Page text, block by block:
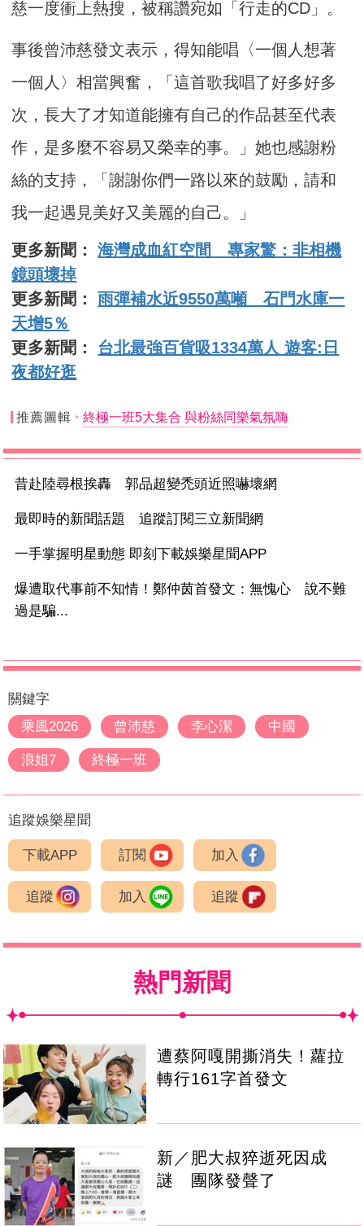
慈一度衝上熱搜，被稱讚宛如「行走的CD」。
事後曾沛慈發文表示，得知能唱〈一個人想著
一個人〉相當興奮，「這首歌我唱了好多好多
次，長大了才知道能擁有自己的作品甚至代表
作，是多麼不容易又榮幸的事。」她也感謝粉
絲的支持，「謝謝你們一路以來的鼓勵，請和
我一起遇見美好又美麗的自己。」
更多新聞：海灣成血紅空間 專家驚：非相機
鏡頭壞掉
更多新聞：雨彈補水近9550萬噸 石門水庫一
天增5％
更多新聞： 台北最強百貨吸1334萬人 遊客:日
夜都好逛
推薦圖輯 終極一班5大集合 與粉絲同樂氣氛嗨
昔赴陸尋根挨轟 郭品超變禿頭近照嚇壞網
最即時的新聞話題 追蹤訂閱三立新聞網
一手掌握明星動態 即刻下載娛樂星聞APP
爆遭取代事前不知情！鄭仲茵首發文：無愧心 說不難
過是騙...
關鍵字
乘風2026
曾沛慈 李心潔 中國
浪姐7 終極一班
追蹤娛樂星聞
下載APP 訂閱 加入
追蹤 加入 追蹤
熱門新聞
遭蔡阿嘎開撕消失！蘿拉
轉行161字首發文
新／肥大叔猝逝死因成
謎 團隊發聲了